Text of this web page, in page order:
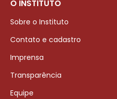
O INSTITUTO
Sobre o Instituto
Contato e cadastro
Imprensa
Transparência
Equipe